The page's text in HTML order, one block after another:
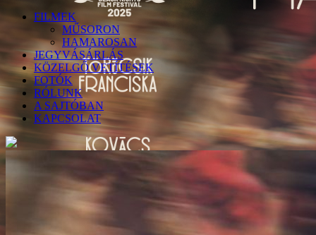
FILMEK
MŰSORON
HAMAROSAN
JEGYVÁSÁRLÁS
KÖZELGŐ VETÍTÉSEK
FOTÓK
RÓLUNK
A SAJTÓBAN
KAPCSOLAT